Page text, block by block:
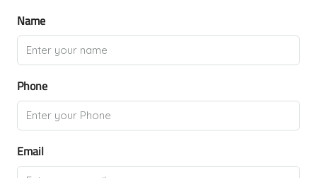
Name
Phone
Email